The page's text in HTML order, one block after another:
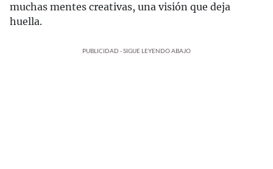
muchas mentes creativas, una visión que deja
huella.
PUBLICIDAD - SIGUE LEYENDO ABAJO